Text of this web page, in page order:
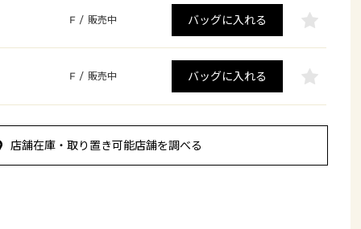
F / 販売中 バッグに入れる
F / 販売中 バッグに入れる
店舗在庫・取り置き可能店舗を調べる